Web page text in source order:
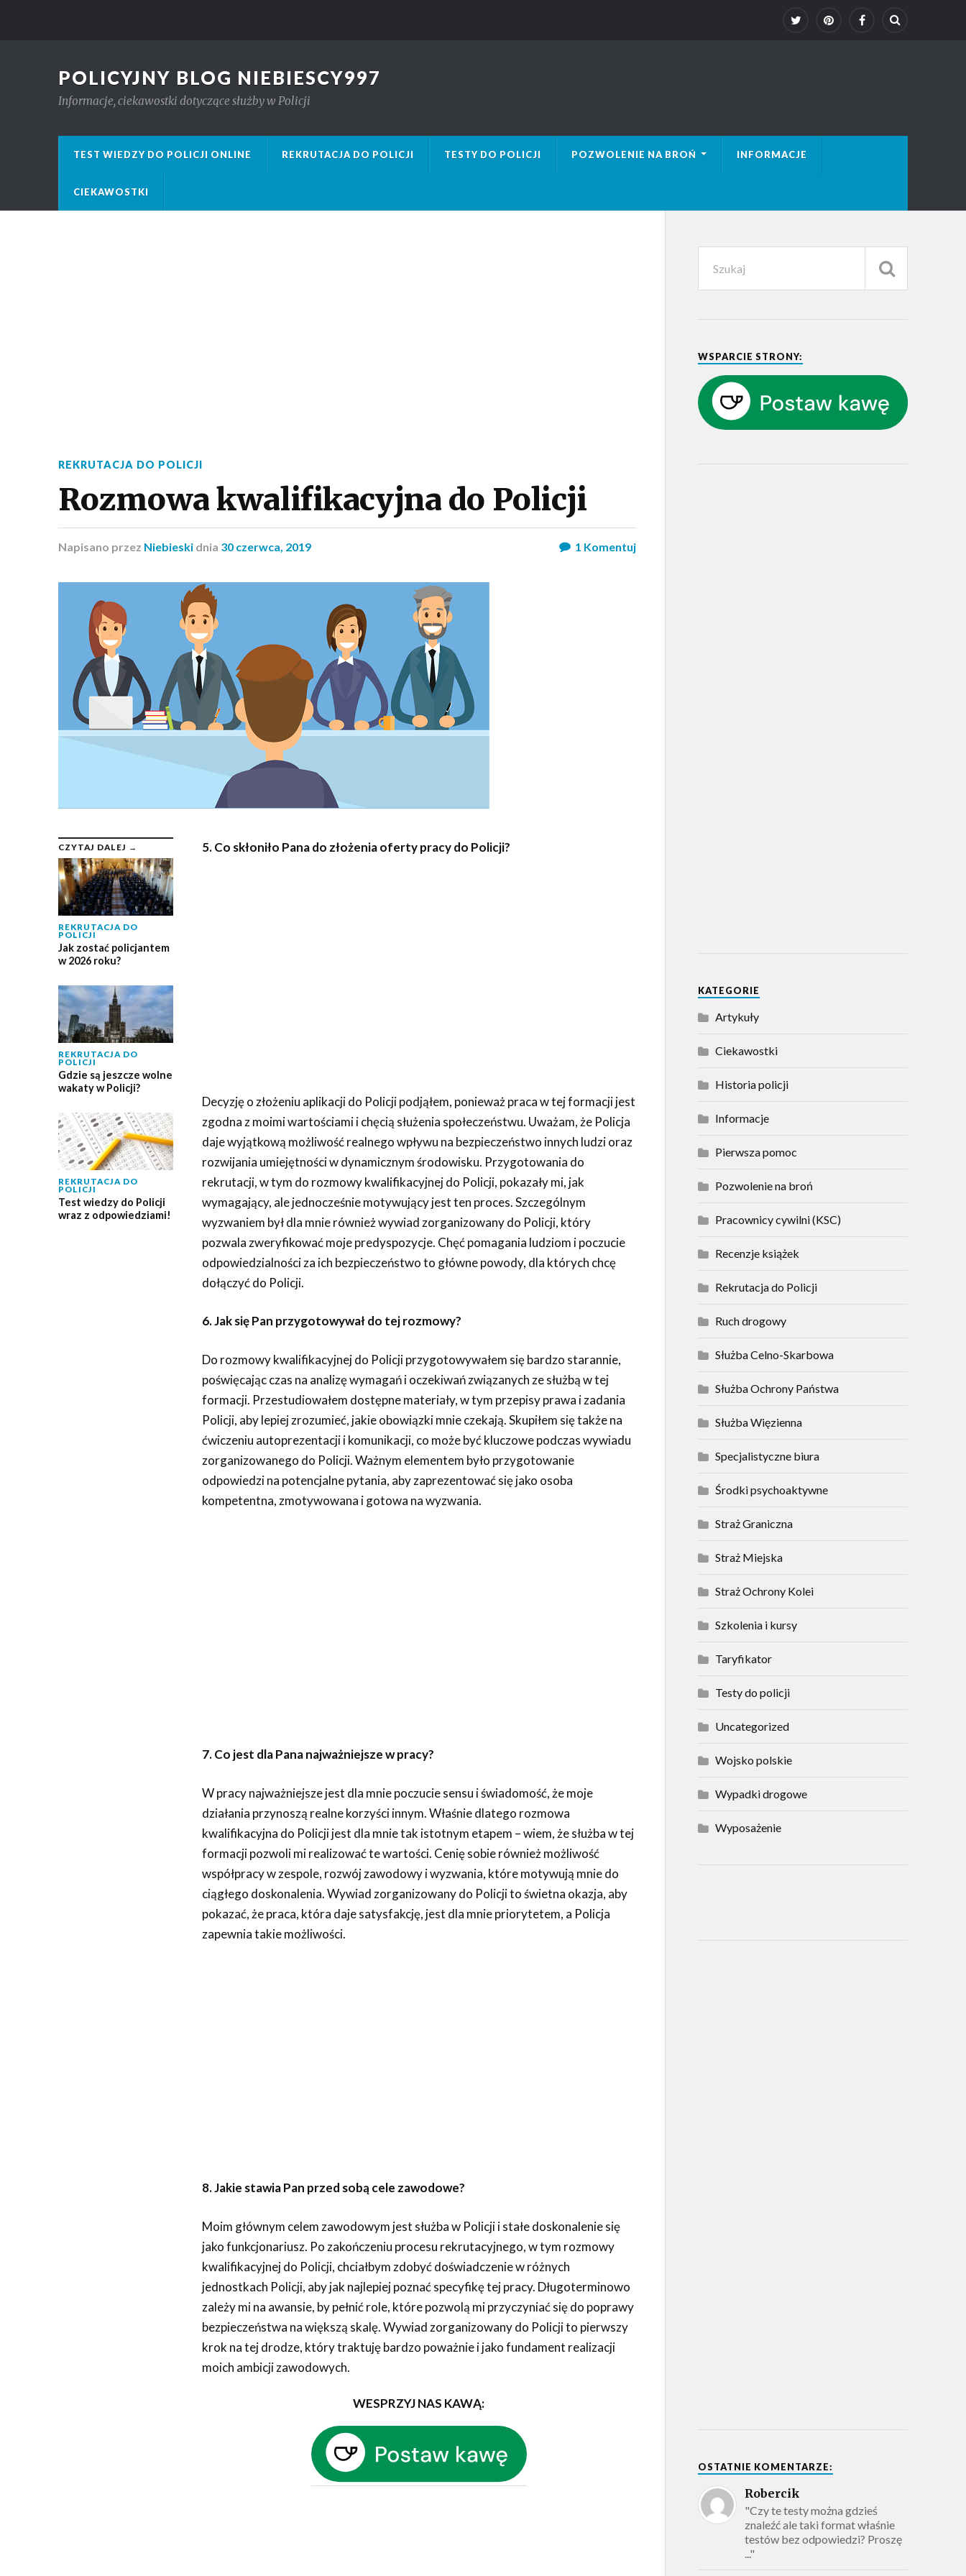
POLICYJNY BLOG NIEBIESCY997
Informacje, ciekawostki dotyczące służby w Policji
TEST WIEDZY DO POLICJI ONLINE REKRUTACJA DO POLICJI TESTY DO POLICJI POZWOLENIE NA BROŃ INFORMACJE
CIEKAWOSTKI
REKRUTACJA DO POLICJI
Rozmowa kwalifikacyjna do Policji
Napisano przez Niebieski dnia 30 czerwca, 2019 1 Komentuj
CZYTAJ DALEJ →
REKRUTACJA DO
POLICJI
Jak zostać policjantem
w 2026 roku?
REKRUTACJA DO
POLICJI
Gdzie są jeszcze wolne
wakaty w Policji?
REKRUTACJA DO
POLICJI
Test wiedzy do Policji
wraz z odpowiedziami!
5. Co skłoniło Pana do złożenia oferty pracy do Policji?
Decyzję o złożeniu aplikacji do Policji podjąłem, ponieważ praca w tej formacji jest
zgodna z moimi wartościami i chęcią służenia społeczeństwu. Uważam, że Policja
daje wyjątkową możliwość realnego wpływu na bezpieczeństwo innych ludzi oraz
rozwijania umiejętności w dynamicznym środowisku. Przygotowania do
rekrutacji, w tym do rozmowy kwalifikacyjnej do Policji, pokazały mi, jak
wymagający, ale jednocześnie motywujący jest ten proces. Szczególnym
wyzwaniem był dla mnie również wywiad zorganizowany do Policji, który
pozwala zweryfikować moje predyspozycje. Chęć pomagania ludziom i poczucie
odpowiedzialności za ich bezpieczeństwo to główne powody, dla których chcę
dołączyć do Policji.
6. Jak się Pan przygotowywał do tej rozmowy?
Do rozmowy kwalifikacyjnej do Policji przygotowywałem się bardzo starannie,
poświęcając czas na analizę wymagań i oczekiwań związanych ze służbą w tej
formacji. Przestudiowałem dostępne materiały, w tym przepisy prawa i zadania
Policji, aby lepiej zrozumieć, jakie obowiązki mnie czekają. Skupiłem się także na
ćwiczeniu autoprezentacji i komunikacji, co może być kluczowe podczas wywiadu
zorganizowanego do Policji. Ważnym elementem było przygotowanie
odpowiedzi na potencjalne pytania, aby zaprezentować się jako osoba
kompetentna, zmotywowana i gotowa na wyzwania.
7. Co jest dla Pana najważniejsze w pracy?
W pracy najważniejsze jest dla mnie poczucie sensu i świadomość, że moje
działania przynoszą realne korzyści innym. Właśnie dlatego rozmowa
kwalifikacyjna do Policji jest dla mnie tak istotnym etapem – wiem, że służba w tej
formacji pozwoli mi realizować te wartości. Cenię sobie również możliwość
współpracy w zespole, rozwój zawodowy i wyzwania, które motywują mnie do
ciągłego doskonalenia. Wywiad zorganizowany do Policji to świetna okazja, aby
pokazać, że praca, która daje satysfakcję, jest dla mnie priorytetem, a Policja
zapewnia takie możliwości.
8. Jakie stawia Pan przed sobą cele zawodowe?
Moim głównym celem zawodowym jest służba w Policji i stałe doskonalenie się
jako funkcjonariusz. Po zakończeniu procesu rekrutacyjnego, w tym rozmowy
kwalifikacyjnej do Policji, chciałbym zdobyć doświadczenie w różnych
jednostkach Policji, aby jak najlepiej poznać specyfikę tej pracy. Długoterminowo
zależy mi na awansie, by pełnić role, które pozwolą mi przyczyniać się do poprawy
bezpieczeństwa na większą skalę. Wywiad zorganizowany do Policji to pierwszy
krok na tej drodze, który traktuję bardzo poważnie i jako fundament realizacji
moich ambicji zawodowych.
WESPRZYJ NAS KAWĄ:
WSPARCIE STRONY:
KATEGORIE
Artykuły
Ciekawostki
Historia policji
Informacje
Pierwsza pomoc
Pozwolenie na broń
Pracownicy cywilni (KSC)
Recenzje książek
Rekrutacja do Policji
Ruch drogowy
Służba Celno-Skarbowa
Służba Ochrony Państwa
Służba Więzienna
Specjalistyczne biura
Środki psychoaktywne
Straż Graniczna
Straż Miejska
Straż Ochrony Kolei
Szkolenia i kursy
Taryfikator
Testy do policji
Uncategorized
Wojsko polskie
Wypadki drogowe
Wyposażenie
OSTATNIE KOMENTARZE:
Robercik
"Czy te testy można gdzieś
znaleźć ale taki format właśnie
testów bez odpowiedzi? Proszę
..."